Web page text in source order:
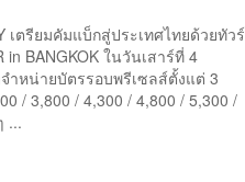
เตรียมคัมแบ็กสู่ประเทศไทยด้วยทัวร์
in BANGKOK ในวันเสาร์ที่ 4
หน่ายบัตรรอบพรีเซลส์ตั้งแต่ 3
/ 3,800 / 4,300 / 4,800 / 5,300 /
...